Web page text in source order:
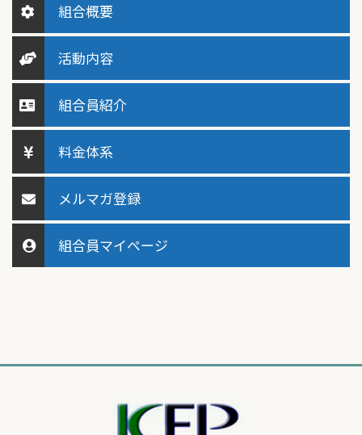
組合概要
活動内容
組合員紹介
料金体系
メルマガ登録
組合員マイページ